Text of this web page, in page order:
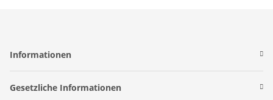
Informationen
Gesetzliche Informationen